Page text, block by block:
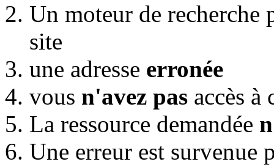
Un moteur de recherche
site
une adresse erronée
vous n'avez pas accès à
La ressource demandée
Une erreur est survenue